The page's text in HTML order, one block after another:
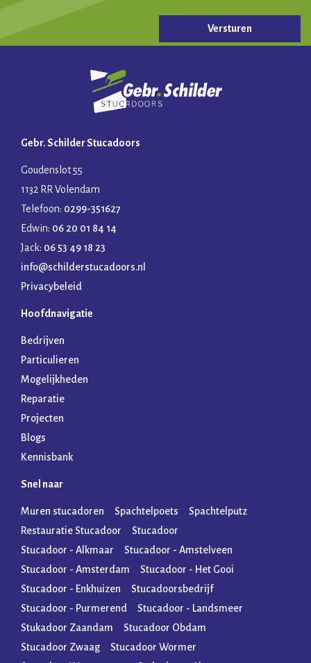
Gelieve dit veld leeg te laten.
Gebr. Schilder Stucadoors
Goudenslot 55
1132 RR Volendam
Telefoon: 0299-351627
Edwin: 06 20 01 84 14
Jack: 06 53 49 18 23
info@schilderstucadoors.nl
Privacybeleid
Hoofdnavigatie
Bedrijven
Particulieren
Mogelijkheden
Reparatie
Projecten
Blogs
Kennisbank
Snel naar
Muren stucadoren Spachtelpoets
Spachtelputz
Restauratie Stucadoor
Stucadoor
Stucadoor - Alkmaar
Stucadoor - Amstelveen
Stucadoor - Amsterdam
Stucadoor - Het Gooi
Stucadoor - Enkhuizen
Stucadoorsbedrijf
Stucadoor - Purmerend
Stucadoor - Landsmeer
Stukadoor Zaandam
Stucadoor Obdam
Stucadoor Zwaag
Stucadoor Wormer